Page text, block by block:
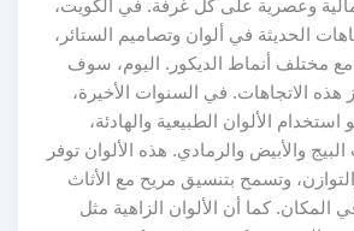
وعصرية على كل غرفة. في الكويت،
الحديثة في ألوان وتصاميم الستائر،
مختلف أنماط الديكور. اليوم، سوف
الاتجاهات. في السنوات الأخيرة،
الألوان الطبيعية والهادئة،
والأبيض والرمادي. هذه الألوان توفر
وتسمح بتنسيق مريح مع الأثاث
كما أن الألوان الزاهية مثل